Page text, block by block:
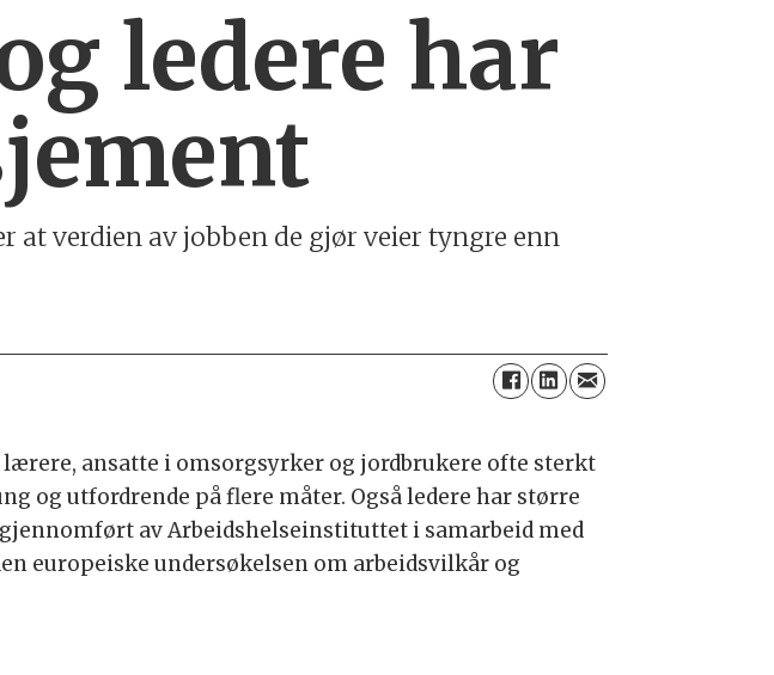
ledere har
at verdien av jobben de gjør veier tyngre enn
ansatte i omsorgsyrker og jordbrukere ofte sterkt
og utfordrende på flere måter. Også ledere har større
av Arbeidshelseinstituttet i samarbeid med
europeiske undersøkelsen om arbeidsvilkår og